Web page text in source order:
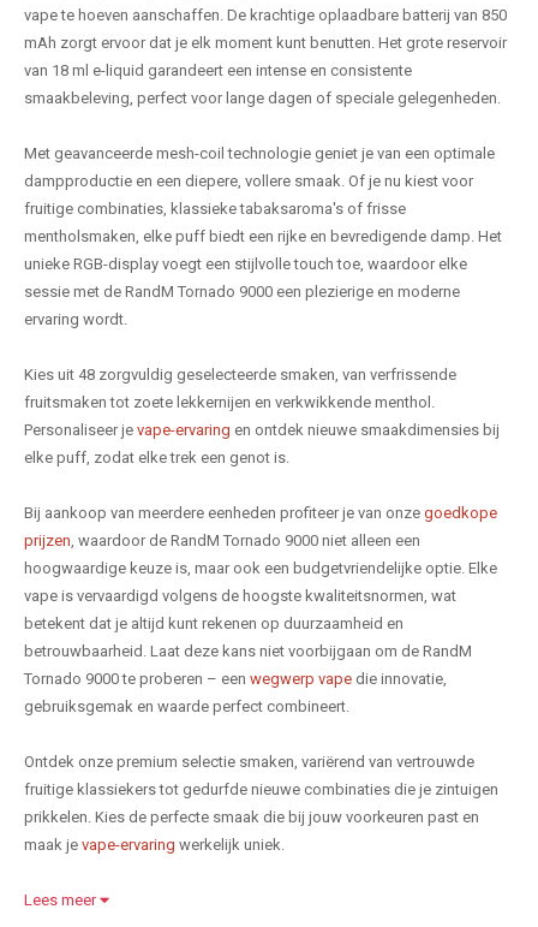
vape te hoeven aanschaffen. De krachtige oplaadbare batterij van 850
mAh zorgt ervoor dat je elk moment kunt benutten. Het grote reservoir
van 18 ml e-liquid garandeert een intense en consistente
smaakbeleving, perfect voor lange dagen of speciale gelegenheden.
Met geavanceerde mesh-coil technologie geniet je van een optimale
dampproductie en een diepere, vollere smaak. Of je nu kiest voor
fruitige combinaties, klassieke tabaksaroma's of frisse
mentholsmaken, elke puff biedt een rijke en bevredigende damp. Het
unieke RGB-display voegt een stijlvolle touch toe, waardoor elke
sessie met de RandM Tornado 9000 een plezierige en moderne
ervaring wordt.
Kies uit 48 zorgvuldig geselecteerde smaken, van verfrissende
fruitsmaken tot zoete lekkernijen en verkwikkende menthol.
Personaliseer je vape-ervaring en ontdek nieuwe smaakdimensies bij
elke puff, zodat elke trek een genot is.
Bij aankoop van meerdere eenheden profiteer je van onze goedkope
prijzen , waardoor de RandM Tornado 9000 niet alleen een
hoogwaardige keuze is, maar ook een budgetvriendelijke optie. Elke
vape is vervaardigd volgens de hoogste kwaliteitsnormen, wat
betekent dat je altijd kunt rekenen op duurzaamheid en
betrouwbaarheid. Laat deze kans niet voorbijgaan om de RandM
Tornado 9000 te proberen – een wegwerp vape die innovatie,
gebruiksgemak en waarde perfect combineert.
Ontdek onze premium selectie smaken, variërend van vertrouwde
fruitige klassiekers tot gedurfde nieuwe combinaties die je zintuigen
prikkelen. Kies de perfecte smaak die bij jouw voorkeuren past en
maak je vape-ervaring werkelijk uniek.
Lees meer